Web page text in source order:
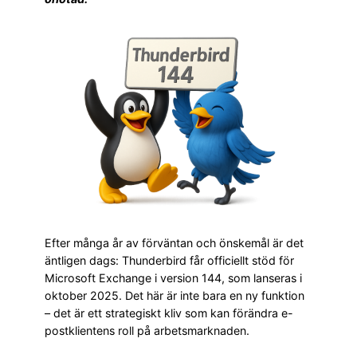
Efter många år av förväntan och önskemål är det
äntligen dags: Thunderbird får officiellt stöd för
Microsoft Exchange i version 144, som lanseras i
oktober 2025. Det här är inte bara en ny funktion
– det är ett strategiskt kliv som kan förändra e-
postklientens roll på arbetsmarknaden.